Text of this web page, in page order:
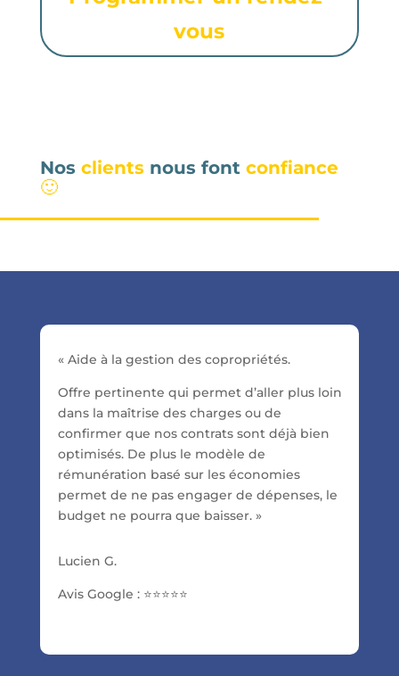
vous
Nos clients nous font confiance
🙂
« Aide à la gestion des copropriétés.
Offre pertinente qui permet d’aller plus loin
dans la maîtrise des charges ou de
confirmer que nos contrats sont déjà bien
optimisés. De plus le modèle de
rémunération basé sur les économies
permet de ne pas engager de dépenses, le
budget ne pourra que baisser. »
Lucien G.
Avis Google : ⭐⭐⭐⭐⭐